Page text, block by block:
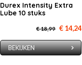
Durex Intensity Extra
Lube 10 stuks
€ 18,99 € 14,24
BEKIJKEN